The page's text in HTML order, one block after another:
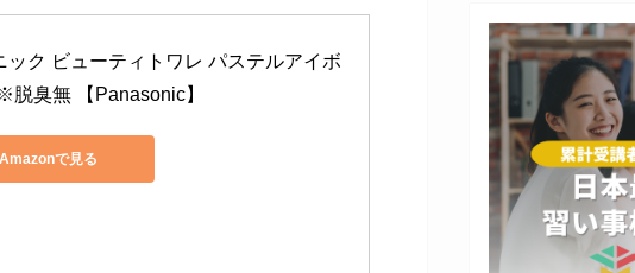
ック ビューティトワレ パステルアイボ
臭無 【Panasonic】
Amazonで見る